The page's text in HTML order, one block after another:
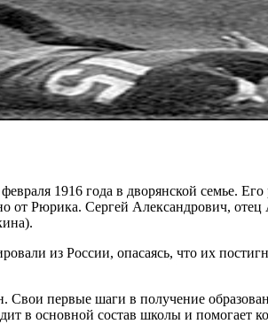
1916 года в дворянской семье.
от Рюрика. Сергей Александрович,
из России, опасаясь, что их
Свои первые шаги в получение
в основной состав школы и